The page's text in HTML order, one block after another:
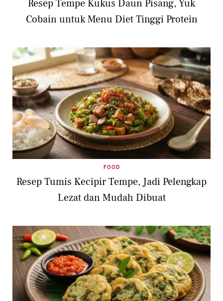
Resep Tempe Kukus Daun Pisang, Yuk
Cobain untuk Menu Diet Tinggi Protein
FOOD
Resep Tumis Kecipir Tempe, Jadi Pelengkap
Lezat dan Mudah Dibuat